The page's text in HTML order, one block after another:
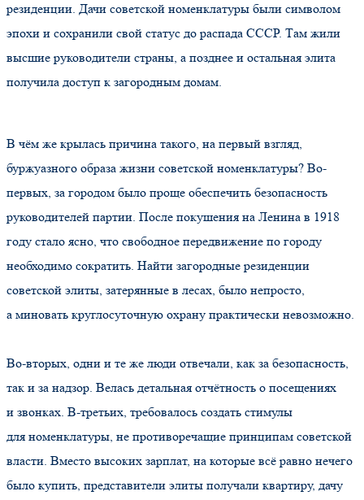
резиденции. Дачи советской номенклатуры были символом
эпохи и сохранили свой статус до распада СССР. Там жили
высшие руководители страны, а позднее и остальная элита
получила доступ к загородным домам.
В чём же крылась причина такого, на первый взгляд,
буржуазного образа жизни советской номенклатуры? Во-
первых, за городом было проще обеспечить безопасность
руководителей партии. После покушения на Ленина в 1918
году стало ясно, что свободное передвижение по городу
необходимо сократить. Найти загородные резиденции
советской элиты, затерянные в лесах, было непросто,
а миновать круглосуточную охрану практически невозможно.
Во-вторых, одни и те же люди отвечали, как за безопасность,
так и за надзор. Велась детальная отчётность о посещениях
и звонках. В-третьих, требовалось создать стимулы
для номенклатуры, не противоречащие принципам советской
власти. Вместо высоких зарплат, на которые всё равно нечего
было купить, представители элиты получали квартиру, дачу